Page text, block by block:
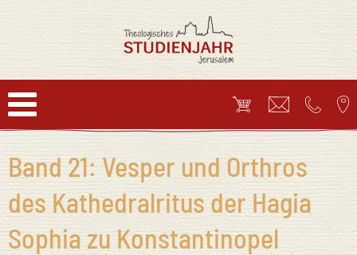
Band 21: Vesper und Orthros
des Kathedralritus der Hagia
Sophia zu Konstantinopel